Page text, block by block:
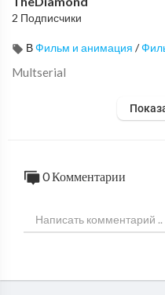
2 Подписчики
ВФильм и анимация /
Multserial
0 Комментарии